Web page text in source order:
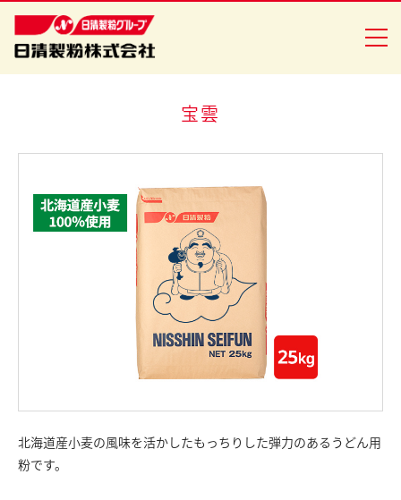
English
企業情報
安全・安心への取り組み
宝雲
北海道産小麦の風味を活かしたもっちりした弾力のあるうどん用
粉です。